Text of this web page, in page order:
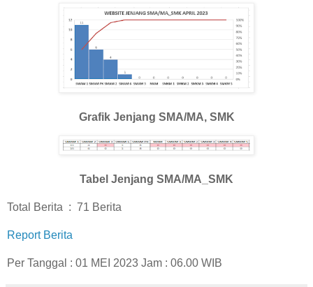
Grafik Jenjang SMA/MA, SMK
Tabel Jenjang SMA/MA_SMK
Total Berita : 71 Berita
Report Berita
Per Tanggal : 01 MEI 2023 Jam : 06.00 WIB